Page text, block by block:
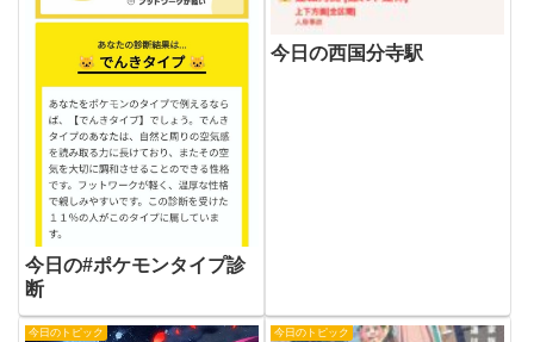
今日の#ポケモンタイプ診
断
今日の西国分寺駅
今日のトピック 今日のトピック